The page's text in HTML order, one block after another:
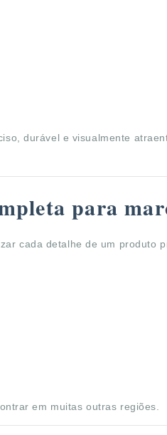
durável e visualmente
para
cada detalhe de um produto
em muitas outras regiões.